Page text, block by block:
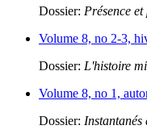
Dossier: Présence
Volume 8, no 2-3,
Dossier: L'histoire
Volume 8, no 1,
Dossier: